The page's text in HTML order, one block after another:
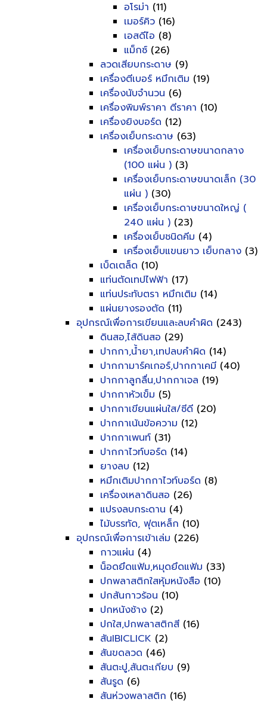
อโรม่า (11)
เมอร์คิว (16)
เอสดีไอ (8)
แม็กซ์ (26)
ลวดเสียบกระดาษ (9)
เครื่องตีเบอร์ หมึกเติม (19)
เครื่องนับจำนวน (6)
เครื่องพิมพ์ราคา ตีราคา (10)
เครื่องยิงบอร์ด (12)
เครื่องเย็บกระดาษ (63)
เครื่องเย็บกระดาษขนาดกลาง
(100 แผ่น ) (3)
เครื่องเย็บกระดาษขนาดเล็ก (30
แผ่น ) (30)
เครื่องเย็บกระดาษขนาดใหญ่ (
240 แผ่น ) (23)
เครื่องเย็บชนิดคีม (4)
เครื่องเย็บแขนยาว เย็บกลาง (3)
เบ็ดเตล็ด (10)
แท่นตัดเทปไฟฟ้า (17)
แท่นประทับตรา หมึกเติม (14)
แผ่นยางรองตัด (11)
อุปกรณ์เพื่อการเขียนและลบคำผิด (243)
ดินสอ,ไส้ดินสอ (29)
ปากกา,น้ำยา,เทปลบคำผิด (14)
ปากกามาร์คเกอร์,ปากกาเคมี (40)
ปากกาลูกลื่น,ปากกาเจล (19)
ปากกาหัวเข็ม (5)
ปากกาเขียนแผ่นใส/ซีดี (20)
ปากกาเน้นข้อความ (12)
ปากกาเพนท์ (31)
ปากกาไวท์บอร์ด (14)
ยางลบ (12)
หมึกเติมปากกาไวท์บอร์ด (8)
เครื่องเหลาดินสอ (26)
แปรงลบกระดาน (4)
ไม้บรรทัด, ฟุตเหล็ก (10)
อุปกรณ์เพื่อการเข้าเล่ม (226)
กาวแผ่น (4)
น็อดยึดแฟ้ม,หมุดยึดแฟ้ม (33)
ปกพลาสติกใสหุ้มหนังสือ (10)
ปกสันกาวร้อน (10)
ปกหนังช้าง (2)
ปกใส,ปกพลาสติกสี (16)
สันIBICLICK (2)
สันขดลวด (46)
สันตะปู,สันตะเกียบ (9)
สันรูด (6)
สันห่วงพลาสติก (16)